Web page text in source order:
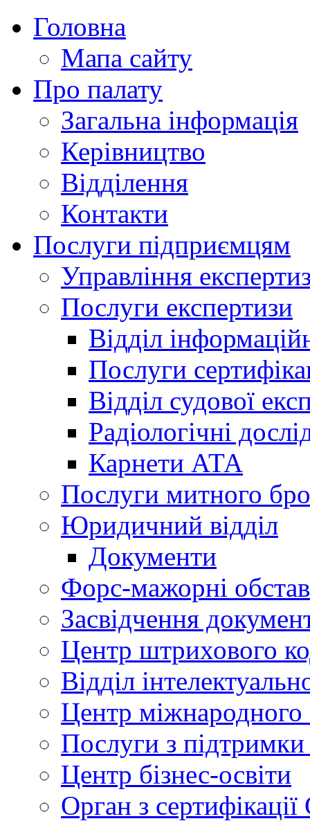
Головна
Мапа сайту
Про палату
Загальна інформація
Керівництво
Відділення
Контакти
Послуги підприємцям
Управління
Послуги експертизи
Відділ
Послуги
Відділ судової
Радіологічні
Карнети АТА
Послуги митного
Юридичний відділ
Документи
Форс-мажорні
Засвідчення
Центр штрихового
Відділ
Центр міжнародного
Послуги з підтримки
Центр бізнес-освіти
Орган з